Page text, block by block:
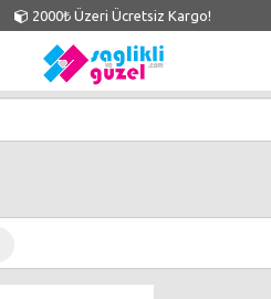
2000₺ Üzeri Ücretsiz Kargo!